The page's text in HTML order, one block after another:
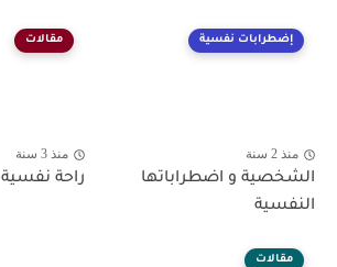
إضطرابات نفسية
منذ 2 سنة
الشخصية و اضطراباتها
النفسية
مقالات
منذ 3 سنة
راحة نفسية
مقالات